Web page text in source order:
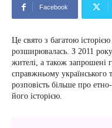
Facebook
Це свято з багатою
розширювалась. З 2011
жителі, а також запрошені
справжньому українського
розповість більше про
його історією.